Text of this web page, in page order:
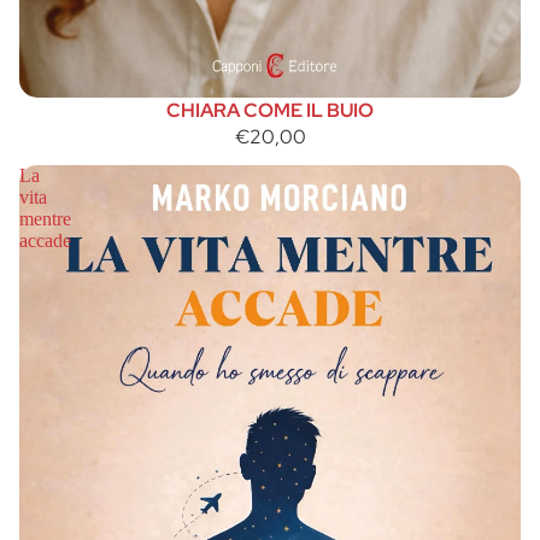
CHIARA COME IL BUIO
€20,00
La
vita
mentre
accade